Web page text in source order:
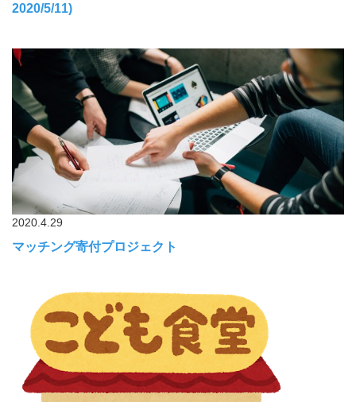
2020/5/11)
2020.4.29
マッチング寄付プロジェクト